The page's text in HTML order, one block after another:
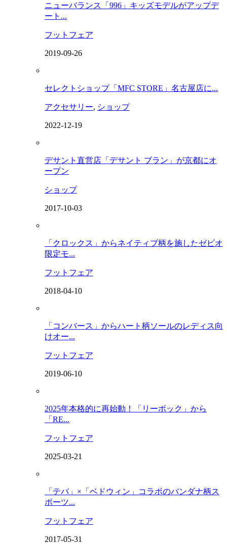
ニューバランス「996」キッズモデルがアップデ
ート...
フットフェア
2019-09-26
セレクトショップ「MFC STORE」名古屋店に...
アクセサリー, ショップ
2022-12-19
デサント直営店「デサント ブラン」が京都にオ
ープン
ショップ
2017-10-03
「クロックス」からネイティブ柄を施したゼビオ
限定モ...
フットフェア
2018-04-10
「コンバース」からハート柄ソールのレディス向
けオー...
フットフェア
2019-06-10
2025年本格的に再始動！「リーボック」から
「RE...
フットフェア
2025-03-21
「テバ」×「ベドウィン」コラボのバンダナ柄ス
ポーツ...
フットフェア
2017-05-31